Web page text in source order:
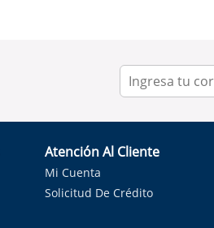
Atención Al Cliente
Mi Cuenta
Solicitud De Crédito